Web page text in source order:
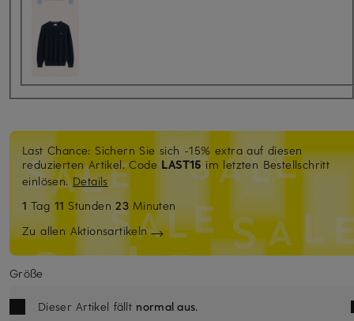
Last Chance: Sichern Sie sich -15% extra auf diesen
reduzierten Artikel. Code LAST15im letzten Bestellschritt
einlösen.Details
1 Tag 11 Stunden23 Minuten
Zu allen Aktionsartikeln
Größe
Dieser Artikel fällt normal aus.